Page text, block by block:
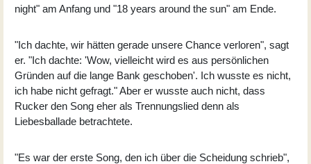
night" am Anfang und "18 years around the sun" am Ende.
"Ich dachte, wir hätten gerade unsere Chance verloren", sagt
er. "Ich dachte: 'Wow, vielleicht wird es aus persönlichen
Gründen auf die lange Bank geschoben'. Ich wusste es nicht,
ich habe nicht gefragt." Aber er wusste auch nicht, dass
Rucker den Song eher als Trennungslied denn als
Liebesballade betrachtete.
"Es war der erste Song, den ich über die Scheidung schrieb",